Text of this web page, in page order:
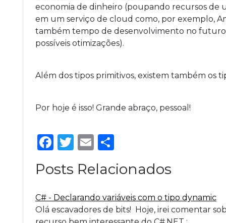
economia de dinheiro (poupando recursos de
em um serviço de cloud como, por exemplo,
também tempo de desenvolvimento no
possíveis otimizações).
Além dos tipos primitivos, existem também os
Por hoje é isso! Grande abraço, pessoal!
Facebook
Twitter
Email
Posts Relacionados
C# - Declarando variáveis com o tipo dynamic
Olá escavadores de bits! Hoje, irei comentar